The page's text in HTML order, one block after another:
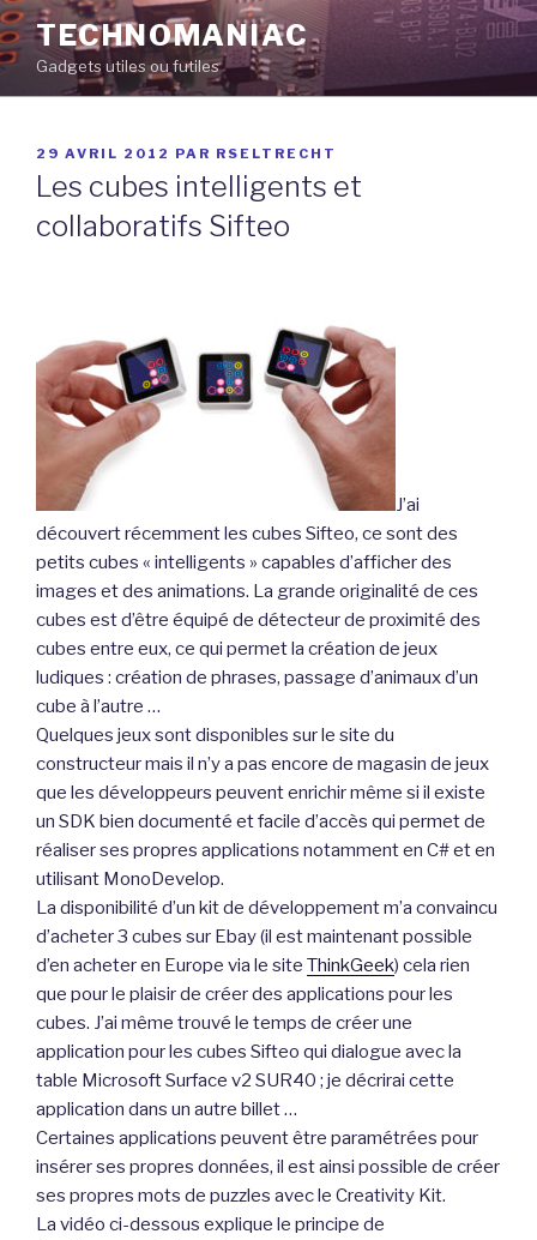
Aller
au
contenu
principal
TECHNOMANIAC
Gadgets utiles ou futiles
PUBLIÉ
LE
29 AVRIL 2012 PAR RSELTRECHT
Les cubes intelligents et
collaboratifs Sifteo
J’ai
découvert récemment les cubes Sifteo, ce sont des
petits cubes « intelligents » capables d’afficher des
images et des animations. La grande originalité de ces
cubes est d’être équipé de détecteur de proximité des
cubes entre eux, ce qui permet la création de jeux
ludiques : création de phrases, passage d’animaux d’un
cube à l’autre …
Quelques jeux sont disponibles sur le site du
constructeur mais il n’y a pas encore de magasin de jeux
que les développeurs peuvent enrichir même si il existe
un SDK bien documenté et facile d’accès qui permet de
réaliser ses propres applications notamment en C# et en
utilisant MonoDevelop.
La disponibilité d’un kit de développement m’a convaincu
d’acheter 3 cubes sur Ebay (il est maintenant possible
d’en acheter en Europe via le site ThinkGeek) cela rien
que pour le plaisir de créer des applications pour les
cubes. J’ai même trouvé le temps de créer une
application pour les cubes Sifteo qui dialogue avec la
table Microsoft Surface v2 SUR40 ; je décrirai cette
application dans un autre billet …
Certaines applications peuvent être paramétrées pour
insérer ses propres données, il est ainsi possible de créer
ses propres mots de puzzles avec le Creativity Kit.
La vidéo ci-dessous explique le principe de